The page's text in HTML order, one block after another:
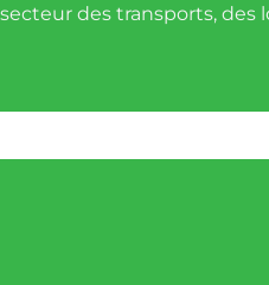
des transports, des